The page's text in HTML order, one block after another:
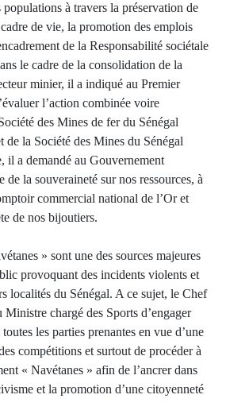
populations à travers la préservation de
de vie, la promotion des emplois
de la Responsabilité sociétale
le cadre de la consolidation de la
minier, il a indiqué au Premier
l’action combinée voire
des Mines de fer du Sénégal
la Société des Mines du Sénégal
a demandé au Gouvernement
de la souveraineté sur nos ressources, à
commercial national de l’Or et
de nos bijoutiers.
» sont une des sources majeures
provoquant des incidents violents et
localités du Sénégal. A ce sujet, le Chef
Ministre chargé des Sports d’engager
les parties prenantes en vue d’une
compétitions et surtout de procéder à
« Navétanes » afin de l’ancrer dans
et la promotion d’une citoyenneté